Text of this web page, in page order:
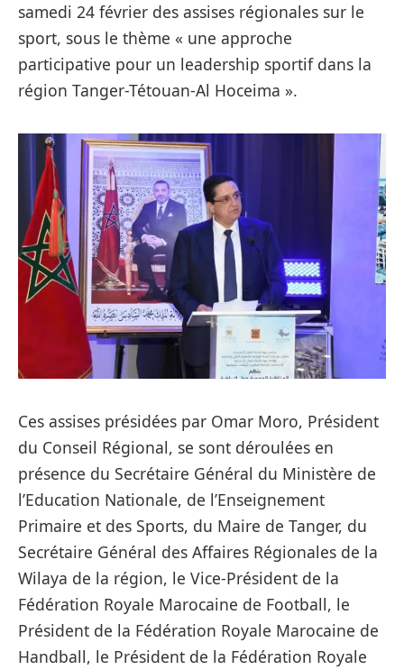
samedi 24 février des assises régionales sur le
sport, sous le thème « une approche
participative pour un leadership sportif dans la
région Tanger-Tétouan-Al Hoceima ».
Ces assises présidées par Omar Moro, Président
du Conseil Régional, se sont déroulées en
présence du Secrétaire Général du Ministère de
l’Education Nationale, de l’Enseignement
Primaire et des Sports, du Maire de Tanger, du
Secrétaire Général des Affaires Régionales de la
Wilaya de la région, le Vice-Président de la
Fédération Royale Marocaine de Football, le
Président de la Fédération Royale Marocaine de
Handball, le Président de la Fédération Royale